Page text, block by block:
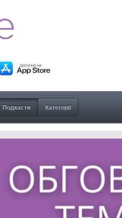
Подкасти Категорії